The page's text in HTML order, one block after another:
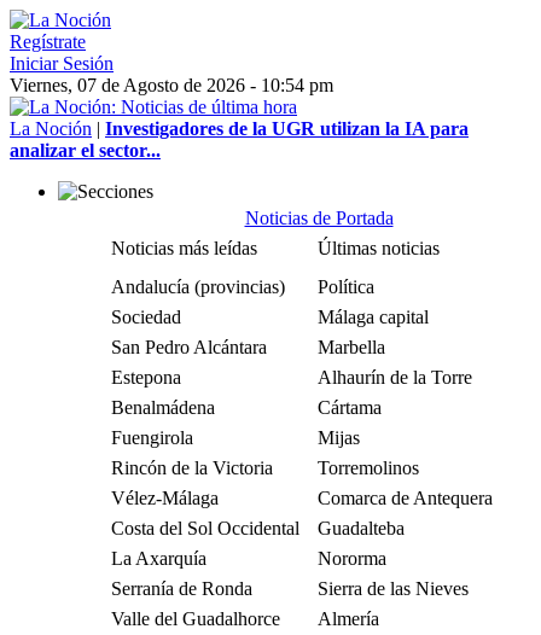
Regístrate
Iniciar Sesión
Viernes, 07 de Agosto de 2026 - 10:54 pm
La Noción | Investigadores de la UGR utilizan la IA para
analizar el sector...
Noticias de Portada
Noticias más leídas
Últimas noticias
Andalucía (provincias)
Política
Sociedad
Málaga capital
San Pedro Alcántara
Marbella
Estepona
Alhaurín de la Torre
Benalmádena
Cártama
Fuengirola
Mijas
Rincón de la Victoria
Torremolinos
Vélez-Málaga
Comarca de Antequera
Costa del Sol Occidental
Guadalteba
La Axarquía
Nororma
Serranía de Ronda
Sierra de las Nieves
Valle del Guadalhorce
Almería